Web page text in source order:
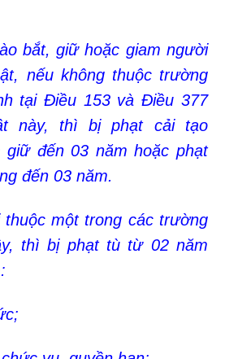
bắt, giữ hoặc giam người
nếu không thuộc trường
tại Điều 153 và Điều 377
này, thì bị phạt cải tạo
giữ đến 03 năm hoặc phạt
đến 03 năm.
thuộc một trong các trường
thì bị phạt tù từ 02 năm